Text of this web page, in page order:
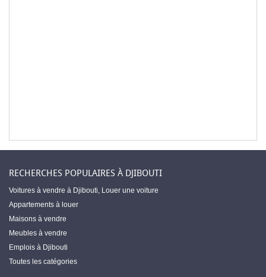
RECHERCHES POPULAIRES À DJIBOUTI
Voitures à vendre à Djibouti, Louer une voiture
Appartements à louer
Maisons à vendre
Meubles à vendre
Emplois à Djibouti
Toutes les catégories